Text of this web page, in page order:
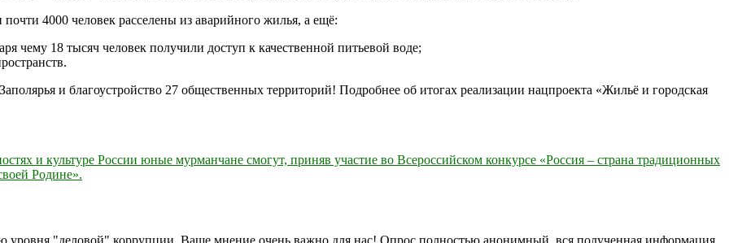
4000 человек расселены из аварийного жилья, а ещё:
чему 18 тысяч человек получили доступ к качественной питьевой воде;
и благоустройство 27 общественных территорий! Подробнее об итогах реализации нацпроекта «Жильё и городская
и культуре России юные мурманчане смогут, приняв участие во Всероссийском конкурсе «Россия – страна традиционных
Родине».
уровня "деловой" коррупции. Ваше мнение очень важно для нас! Опрос полностью анонимный, вся полученная информация